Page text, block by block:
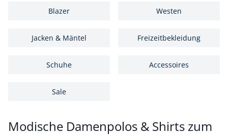
Blazer Westen
Jacken & Mäntel Freizeitbekleidung
Schuhe Accessoires
Sale
Modische Damenpolos & Shirts zum